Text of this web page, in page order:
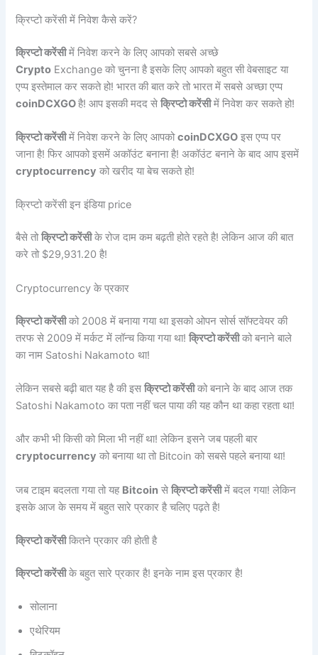
क्रिप्टो करेंसी में निवेश कैसे करें?
क्रिप्टो करेंसीमें निवेश करने के लिए आपको सबसे अच्छे
Crypto Exchange को चुनना है इसके लिए आपको बहुत सी वेबसाइट या
एप्प इस्तेमाल कर सकते हो! भारत की बात करे तो भारत में सबसे अच्छा एप्प
coinDCXGOहै! आप इसकी मदद सेक्रिप्टो करेंसीमें निवेश कर सकते हो!
क्रिप्टो करेंसीमें निवेश करने के लिए आपकोcoinDCXGO इस एप्प पर
जाना है! फिर आपको इसमें अकॉउंट बनाना है! अकॉउंट बनाने के बाद आप इसमें
cryptocurrency को खरीद या बेच सकते हो!
क्रिप्टो करेंसी इन इंडिया price
बैसे तोक्रिप्टो करेंसीके रोज दाम कम बढ़ती होते रहते है! लेकिन आज की बात
करे तो $29,931.20 है!
Cryptocurrency के प्रकार
क्रिप्टो करेंसीको 2008 में बनाया गया था इसको ओपन सोर्स सॉफ्टवेयर की
तरफ से 2009 में मर्कट में लॉन्च किया गया था!क्रिप्टो करेंसीको बनाने बाले
का नाम Satoshi Nakamoto था!
लेकिन सबसे बढ़ी बात यह है की इसक्रिप्टो करेंसीको बनाने के बाद आज तक
Satoshi Nakamoto का पता नहीं चल पाया की यह कौन था कहा रहता था!
और कभी भी किसी को मिला भी नहीं था! लेकिन इसने जब पहली बार
cryptocurrency को बनाया था तो Bitcoin को सबसे पहले बनाया था!
जब टाइम बदलता गया तो यह Bitcoin सेक्रिप्टो करेंसीमें बदल गया! लेकिन
इसके आज के समय में बहुत सारे प्रकार है चलिए पढ़ते है!
क्रिप्टो करेंसीकितने प्रकार की होती है
क्रिप्टो करेंसीके बहुत सारे प्रकार है! इनके नाम इस प्रकार है!
सोलाना
एथेरियम